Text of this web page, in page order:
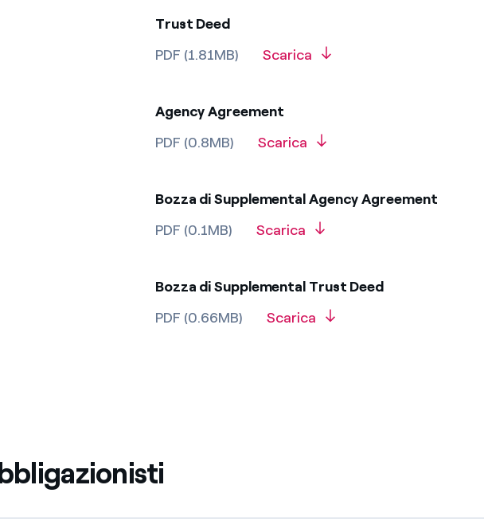
Trust Deed
PDF (1.81MB)
Scarica
Agency Agreement
PDF (0.8MB)
Scarica
Bozza di Supplemental Agency Agreement
PDF (0.1MB)
Scarica
Bozza di Supplemental Trust Deed
PDF (0.66MB)
Scarica